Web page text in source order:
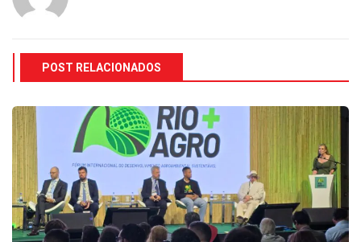
POST RELACIONADOS